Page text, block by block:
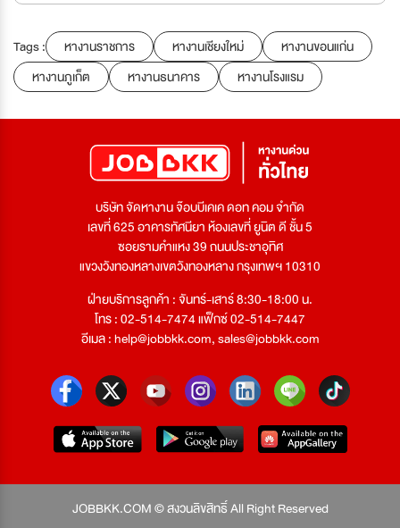
Tags : หางานราชการ หางานเชียงใหม่
หางานขอนแก่น
หางานภูเก็ต
หางานธนาคาร หางานโรงแรม
บริษัท จัดหางาน จ๊อบบีเคเค ดอท คอม จำกัด
เลขที่ 625 อาคารทัศนียา ห้องเลขที่ ยูนิต ดี ชั้น 5
ซอยรามคำแหง 39 ถนนประชาอุทิศ
แขวงวังทองหลางเขตวังทองหลาง กรุงเทพฯ 10310
ฝ่ายบริการลูกค้า : จันทร์-เสาร์ 8:30-18:00 น.
โทร : 02-514-7474 แฟ็กซ์ 02-514-7447
อีเมล :help@jobbkk.com,sales@jobbkk.com
JOBBKK.COM © สงวนลิขสิทธิ์ All Right Reserved